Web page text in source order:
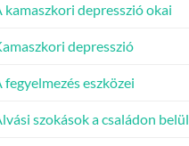
kamaszkori depresszió okai
depresszió
fegyelmezés eszközei
szokások a családon belül